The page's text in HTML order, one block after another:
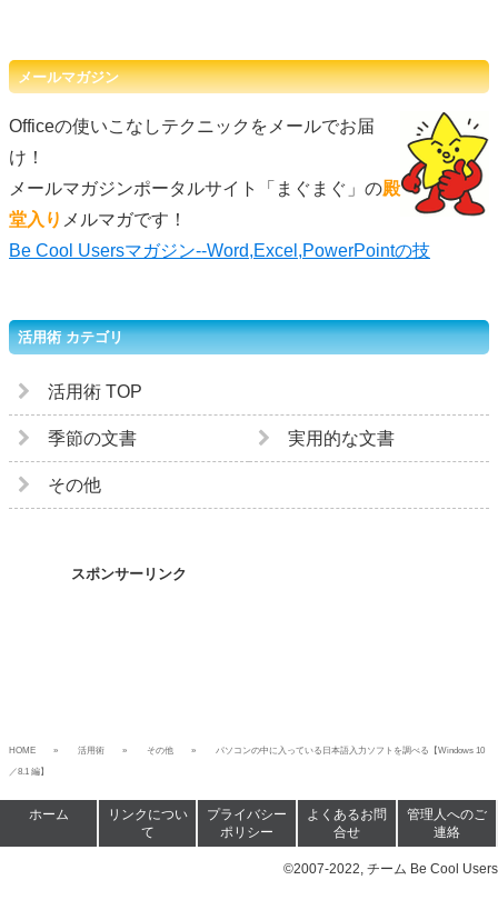
メールマガジン
Officeの使いこなしテクニックをメールでお届
け！
メールマガジンポータルサイト「まぐまぐ」の殿
堂入り メルマガです！
Be Cool Usersマガジン--Word,Excel,PowerPointの技
活用術 カテゴリ
活用術 TOP
季節の文書 実用的な文書
その他
スポンサーリンク
HOME 活用術 その他 パソコンの中に入っている日本語入力ソフトを調べる【Windows 10
／8.1 編】
ホーム
リンクについ
て
プライバシー
ポリシー
よくあるお問
合せ
管理人へのご
連絡